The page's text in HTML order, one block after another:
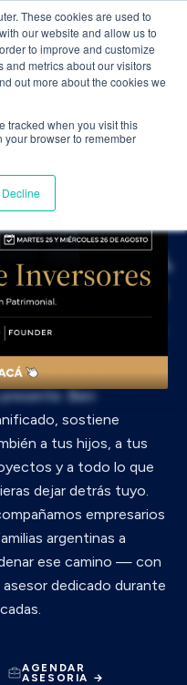
These cookies are used to
our website and allow us to
to improve and customize
metrics about our visitors
out more about the cookies we
tracked when you visit this
browser to remember
Decline
MEMBRESÍA NOSOTROS
FUTURO · FAMILIA ·
LEGADO
futuro que
con
al lado.
patrimonio hoy sostiene
Bien
sostiene
a tus hijos, a tus
y a todo lo que
dejar detrás tuyo.
empresarios
argentinas a
ese camino — con
asesor dedicado durante
AGENDAR
ASESORIA →